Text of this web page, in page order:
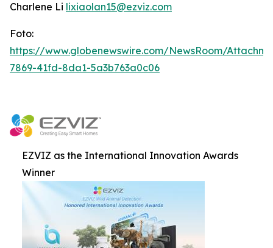
Charlene Li lixiaolan15@ezviz.com
Foto:
https://www.globenewswire.com/NewsRoom/
7869-41fd-8da1-5a3b763a0c06
EZVIZ as the International Innovation Awards
Winner